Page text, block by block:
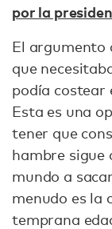
por la
El argumento
que
podía costear
Esta es una
tener que
hambre sigue
mundo a
menudo es la
temprana